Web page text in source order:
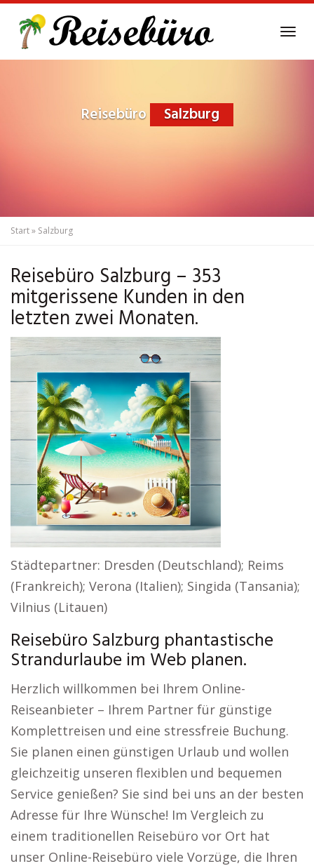
main
Reisebüro Salzburg
Start» Salzburg
Reisebüro Salzburg – 353
mitgerissene Kunden in den
letzten zwei Monaten.
Städtepartner: Dresden (Deutschland); Reims
(Frankreich); Verona (Italien); Singida (Tansania);
Vilnius (Litauen)
Reisebüro Salzburg phantastische
Strandurlaube im Web planen.
Herzlich willkommen bei Ihrem Online-
Reiseanbieter – Ihrem Partner für günstige
Komplettreisen und eine stressfreie Buchung.
Sie planen einen günstigen Urlaub und wollen
gleichzeitig unseren flexiblen und bequemen
Service genießen? Sie sind bei uns an der besten
Adresse für Ihre Wünsche! Im Vergleich zu
einem traditionellen Reisebüro vor Ort hat
unser Online-Reisebüro viele Vorzüge, die Ihren